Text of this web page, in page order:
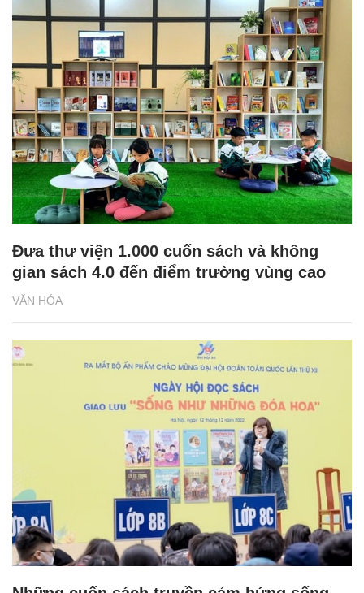
VĂN HÓA
Đưa thư viện 1.000 cuốn sách và không
gian sách 4.0 đến điểm trường vùng cao